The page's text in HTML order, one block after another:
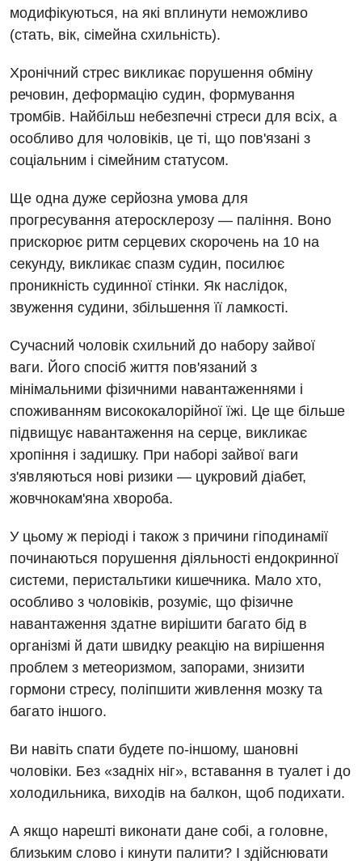
Інтернатура
Енциклопедія
Програма лояльності
Відгуки
Ангіографічні дослідження
Ендоскопічне відділення
Комп’ютерна томографія
Магнітно-резонансна томографія
Нейросонографія
Рентгенографія
Акушерство і гінекологія
Алергологія, імунологія
Андрологія
Безоплатні послуги
Вакцинація
Відділення кардіосудинної патології та неврології
Відділення невідкладних станів
Гінекологічне відділення
Денний стаціонар
Дерматовенерологія
Дієтологія
Ендокринологія
Кардіохірургія
Відділ госпіталізації
Відділення кардіосудинної патології та неврології
Відділення невідкладних станів
Відділення інтенсивної терапії
Гінекологічне відділення
Денний стаціонар
Діагностичне відділення
Ендоскопічне відділення
Онкологічне відділлення
Педіатричне відділення
Терапевтичне відділення
Травматологічне відділення
Урологічне відділення
Хірургічне відділення
Декларування
Національний скринінг здоров’я 40+
Російська
модифікуються, на які вплинути неможливо
(стать, вік, сімейна схильність).
Хронічний стрес викликає порушення обміну
речовин, деформацію судин, формування
тромбів. Найбільш небезпечні стреси для всіх, а
особливо для чоловіків, це ті, що пов'язані з
соціальним і сімейним статусом.
Ще одна дуже серйозна умова для
прогресування атеросклерозу — паління. Воно
прискорює ритм серцевих скорочень на 10 на
секунду, викликає спазм судин, посилює
проникність судинної стінки. Як наслідок,
звуження судини, збільшення її ламкості.
Сучасний чоловік схильний до набору зайвої
ваги. Його спосіб життя пов'язаний з
мінімальними фізичними навантаженнями і
споживанням висококалорійної їжі. Це ще більше
підвищує навантаження на серце, викликає
хропіння і задишку. При наборі зайвої ваги
з'являються нові ризики — цукровий діабет,
жовчнокам'яна хвороба.
У цьому ж періоді і також з причини гіподинамії
починаються порушення діяльності ендокринної
системи, перистальтики кишечника. Мало хто,
особливо з чоловіків, розуміє, що фізичне
навантаження здатне вирішити багато бід в
організмі й дати швидку реакцію на вирішення
проблем з метеоризмом, запорами, знизити
гормони стресу, поліпшити живлення мозку та
багато іншого.
Ви навіть спати будете по-іншому, шановні
чоловіки. Без «задніх ніг», вставання в туалет і до
холодильника, виходів на балкон, щоб подихати.
А якщо нарешті виконати дане собі, а головне,
близьким слово і кинути палити? І здійснювати